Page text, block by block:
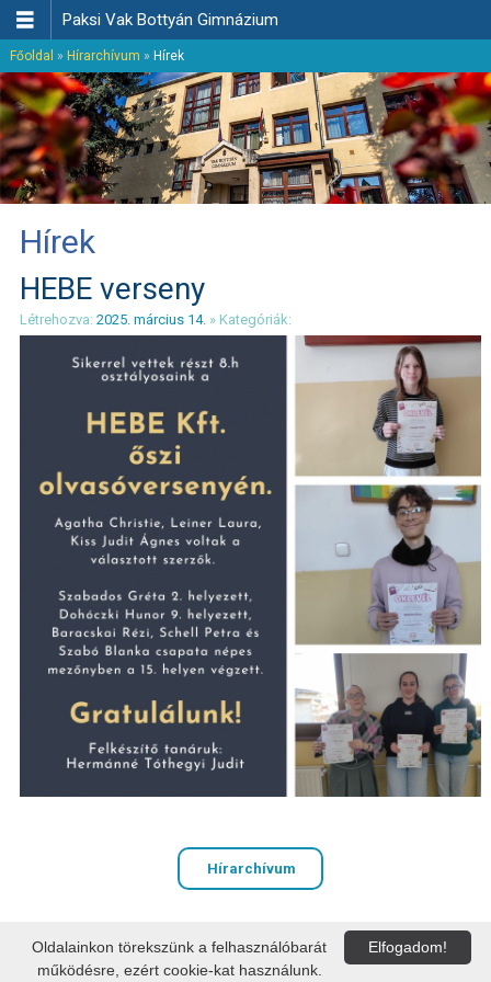
 Paksi Vak Bottyán Gimnázium
Főoldal » Hírarchívum » Hírek
Hírek
HEBE verseny
Létrehozva: 2025. március 14. » Kategóriák:
Hírarchívum
PAKSI VAK BOTTYÁN GIMNÁZIUM
Elfogadom!
Oldalainkon törekszünk a felhasználóbarát
működésre, ezért cookie-kat használunk.